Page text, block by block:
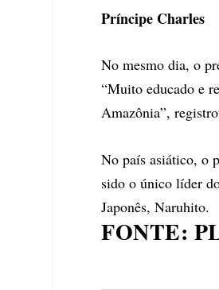
Príncipe Charles
No mesmo dia, o
“Muito educado e
Amazônia”,
No país asiático, o
sido o único líder
Japonês, Naruhito.
FONTE: